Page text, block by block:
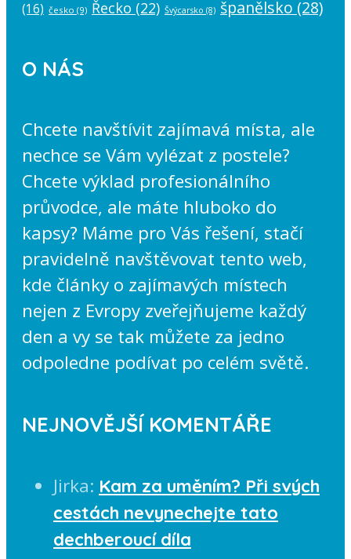
(16) česko (9) Řecko (22) Švýcarsko (8) španělsko (28)
O NÁS
Chcete navštívit zajímavá místa, ale
nechce se Vám vylézat z postele?
Chcete výklad profesionálního
průvodce, ale máte hluboko do
kapsy? Máme pro Vás řešení, stačí
pravidelně navštěvovat tento web,
kde články o zajímavých místech
nejen z Evropy zveřejňujeme každý
den a vy se tak můžete za jedno
odpoledne podívat po celém světě.
NEJNOVĚJŠÍ KOMENTÁŘE
Jirka: Kam za uměním? Při svých
cestách nevynechejte tato
dechberoucí díla